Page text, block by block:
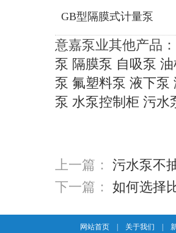
GB型隔膜式计量泵
意嘉泵业其他产品：
泵 隔膜泵 自吸泵
泵 氟塑料泵 液下泵
泵 水泵控制柜 污水
上一篇： 污水泵不
下一篇： 如何选择
网站首页 关于我们